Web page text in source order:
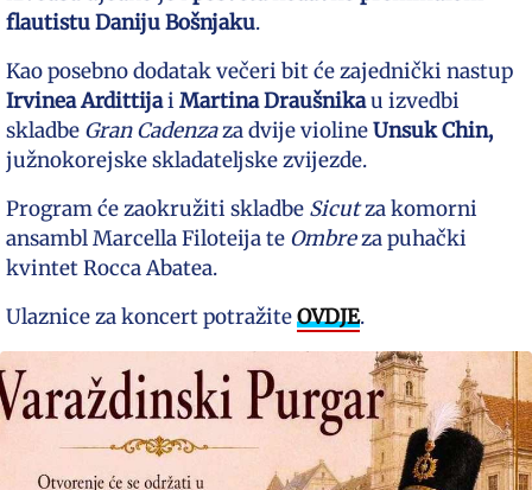
flautistu Daniju Bošnjaku.
Kao posebno dodatak večeri bit će zajednički nastup
Irvinea Ardittijai Martina Draušnikau izvedbi
skladbe Gran Cadenzaza dvije violineUnsuk Chin,
južnokorejske skladateljske zvijezde.
Program će zaokružiti skladbe Sicutza komorni
ansambl Marcella Filoteija te Ombreza puhački
kvintet Rocca Abatea.
Ulaznice za koncert potražiteOVDJE.